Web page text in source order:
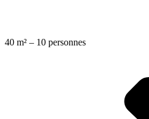
40 m² – 10 personnes